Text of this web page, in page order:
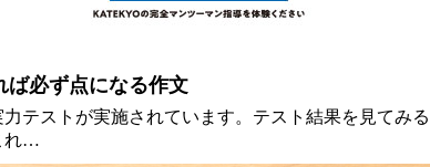
ば必ず点になる作文
テストが実施されています。テスト結果を見てみ
れ…